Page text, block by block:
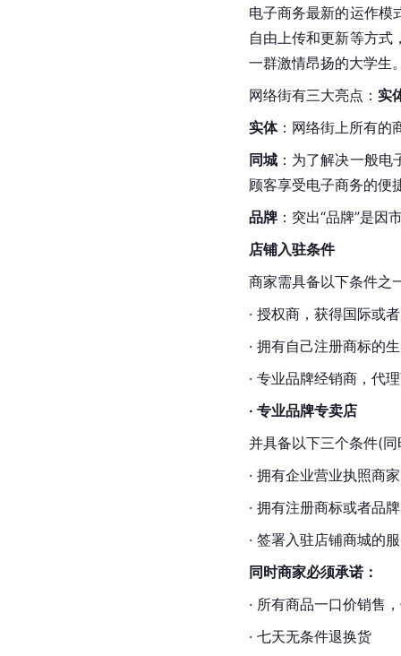
电子商务最新的运作模
自由上传和更新等方式
一群激情昂扬的大学生
网络街有三大亮点： 实
实体：网络街上所有的
同城 ：为了解决一般
顾客享受电子商务的便
品牌 ：突出“品牌”是
店铺入驻条件
商家需具备以下条件之
· 授权商，获得国际或
· 拥有自己注册商标的
· 专业品牌经销商，代
· 专业品牌专卖店
并具备以下三个条件(
· 拥有企业营业执照商
· 拥有注册商标或者品
· 签署入驻店铺商城的
同时商家必须承诺：
· 所有商品一口价销售
· 七天无条件退换货